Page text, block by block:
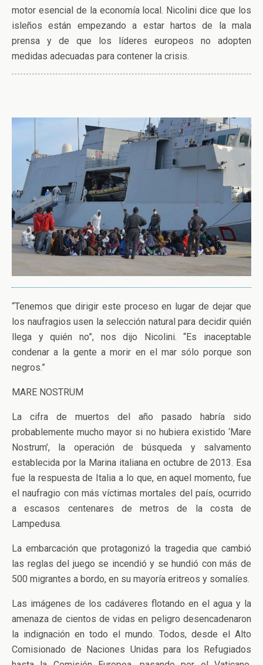
motor esencial de la economía local. Nicolini dice que los
isleños están empezando a estar hartos de la mala
prensa y de que los líderes europeos no adopten
medidas adecuadas para contener la crisis.
“Tenemos que dirigir este proceso en lugar de dejar que
los naufragios usen la selección natural para decidir quién
llega y quién no”, nos dijo Nicolini. “Es inaceptable
condenar a la gente a morir en el mar sólo porque son
negros.”
MARE NOSTRUM
La cifra de muertos del año pasado habría sido
probablemente mucho mayor si no hubiera existido ‘Mare
Nostrum’, la operación de búsqueda y salvamento
establecida por la Marina italiana en octubre de 2013. Esa
fue la respuesta de Italia a lo que, en aquel momento, fue
el naufragio con más víctimas mortales del país, ocurrido
a escasos centenares de metros de la costa de
Lampedusa.
La embarcación que protagonizó la tragedia que cambió
las reglas del juego se incendió y se hundió con más de
500 migrantes a bordo, en su mayoría eritreos y somalíes.
Las imágenes de los cadáveres flotando en el agua y la
amenaza de cientos de vidas en peligro desencadenaron
la indignación en todo el mundo. Todos, desde el Alto
Comisionado de Naciones Unidas para los Refugiados